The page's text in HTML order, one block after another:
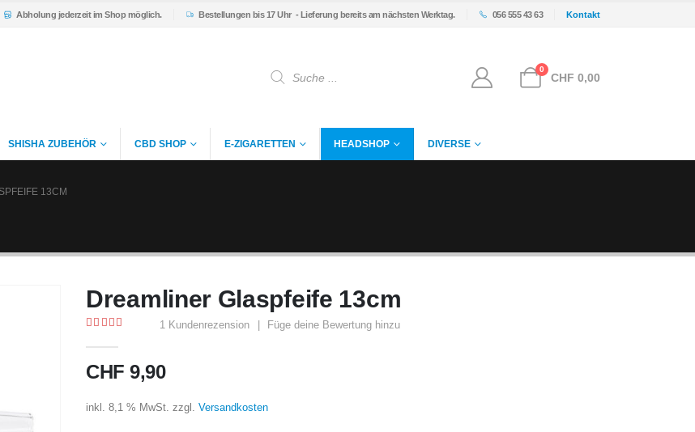
Abholung jederzeit im Shop möglich. Bestellungen bis 17 Uhr- Lieferung bereits am nächsten Werktag. 056 555 43 63 Kontakt
Products
search
0
CHF 0,00
SHISHA ZUBEHÖR CBD SHOP E-ZIGARETTEN HEADSHOP DIVERSE
13CM
Dreamliner Glaspfeife 13cm
1 Kundenrezension | Füge deine Bewertung hinzu
CHF 9,90
inkl. 8,1 % MwSt. zzgl. Versandkosten